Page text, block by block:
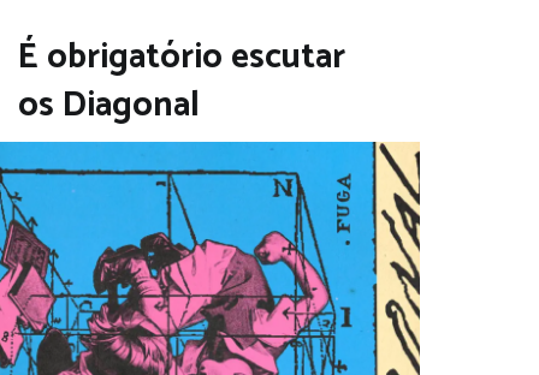
É obrigatório escutar
os Diagonal